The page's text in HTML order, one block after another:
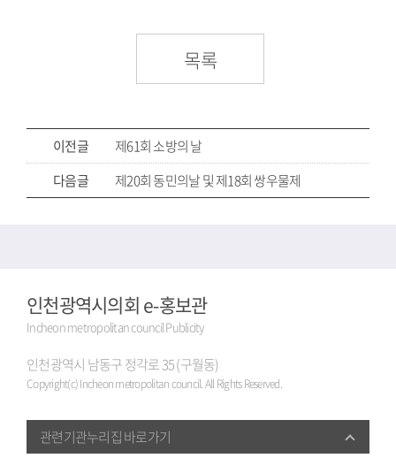
목록
이전글
제61회 소방의 날
다음글
제20회 동민의날 및 제18회 쌍우물제
인천광역시의회 e-홍보관
Incheon metropolitan council Publicity
인천광역시 남동구 정각로 35 (구월동)
Copyright(c) Incheon metropolitan council. All Rights Reserved.
관련기관누리집 바로가기